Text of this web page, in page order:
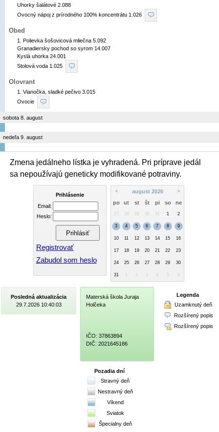
Uhorky šalátové 2.088
Ovocný nápoj z prírodného 100% koncentrátu 1.026
Obed
1. Polievka šošovicová mliečna 5.092
Granadiersky pochod so syrom 14.007
Kyslá uhorka 24.001
Stolová voda 1.025
Olovrant
1. Vianočka, sladké pečivo 3.015
Ovocie
sobota 8. august
nedeľa 9. august
Zmena jedálneho lístka je vyhradená. Pri príprave jedál
sa nepoužívajú geneticky modifikované potraviny.
Prihlásenie
Email:
Heslo:
Registrovať
Zabudol som heslo
< august 2026 >
po ut st št pi so ne
27 28 29 30 31 1 2
3 4 5 6 7 8 9
10 11 12 13 14 15 16
17 18 19 20 21 22 23
24 25 26 27 28 29 30
31 1 2 3 4 5 6
Posledná aktualizácia
29.7.2026 10:40:03
Materská škola Juraja
Holčeka
IČO: 37863894
DIČ: 2021645186
Legenda
Uzamknutý deň
Rozšírený popis
Rozšírený popis
Pozadia dní
Stravný deň
Nestravný deň
Víkend
Sviatok
Špecialny deň